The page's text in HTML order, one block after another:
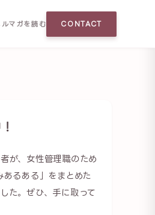
ルマガを読む CONTACT
が、女性管理職のため
るある」をまとめた
た。ぜひ、手に取って